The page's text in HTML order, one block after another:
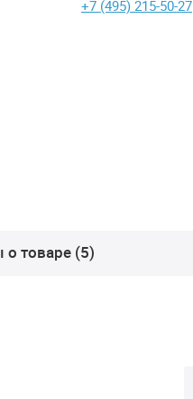
+7 (495) 215-50-27
товаре (5)